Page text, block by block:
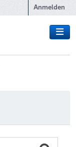
Anmelden